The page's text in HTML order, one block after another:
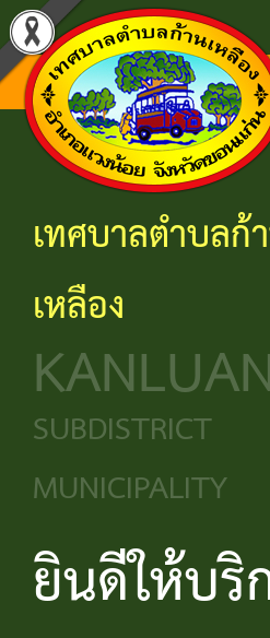
แนะนำ
เทศบาล
ความ
เป็นมา
ข้อมูล
พื้น
ฐาน
วิสัยทัศน์
และ
ยุทธศาสตร์
งาน
บริการ
ประชาชน
บริการ
ประชาชน
ศูนย์ช่วย
ประชาชน
แบบ
ฟอร์ม
โครงสร้าง
องค์กร
เทศบาล
โครงสร้าง
นิติบัญญัติ
โครงสร้าง
บริหาร
โครงสร้าง
ส่วน
ศูนย์
ข้อมูล
ข่าวสาร
และ
แผน
งาน
ข้อมูล
ข่าวสาร
สถานะ
ติดต่อ
ข้อมูล
ติดต่อ
แจ้ง
ความ
เดือด
ร้อน
ร้อง
ร้อง
ทุกข์
เทศบาลตำบลก้
เหลือง
SUBDISTRICT
MUNICIPALITY
ยินดีให้บริ